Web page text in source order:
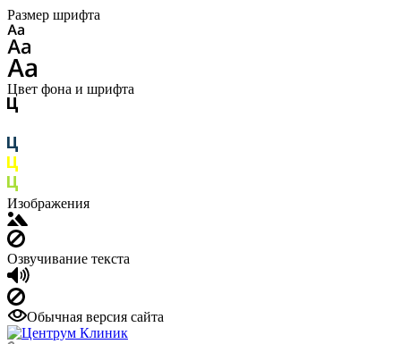
Размер шрифта
Цвет фона и шрифта
Изображения
Озвучивание текста
Обычная версия сайта